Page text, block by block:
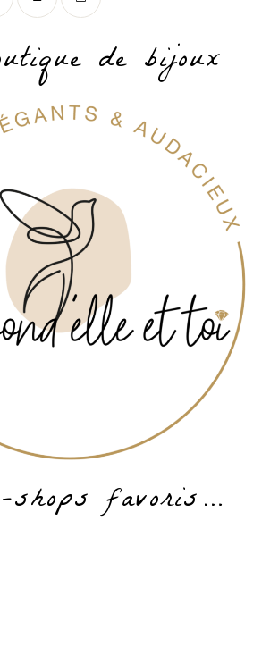
de bijoux
shops favoris…